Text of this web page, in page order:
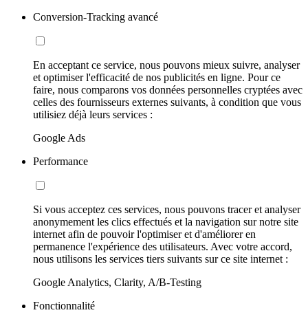
Conversion-Tracking avancé
En acceptant ce service, nous pouvons mieux suivre, analyser
et optimiser l'efficacité de nos publicités en ligne. Pour ce
faire, nous comparons vos données personnelles cryptées avec
celles des fournisseurs externes suivants, à condition que vous
utilisiez déjà leurs services :
Google Ads
Performance
Si vous acceptez ces services, nous pouvons tracer et analyser
anonymement les clics effectués et la navigation sur notre site
internet afin de pouvoir l'optimiser et d'améliorer en
permanence l'expérience des utilisateurs. Avec votre accord,
nous utilisons les services tiers suivants sur ce site internet :
Google Analytics, Clarity, A/B-Testing
Fonctionnalité